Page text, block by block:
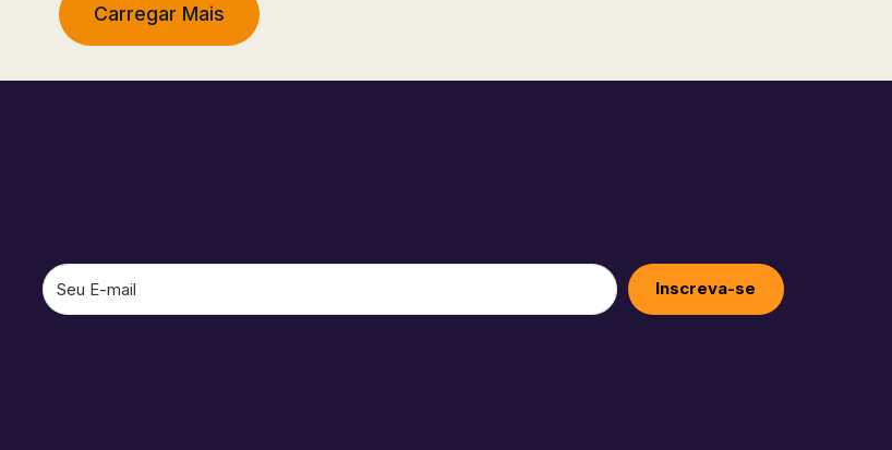
Carregar Mais
Inscreva-se